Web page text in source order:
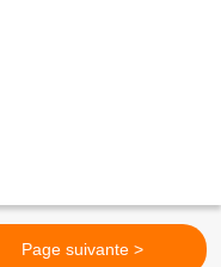
Page suivante >